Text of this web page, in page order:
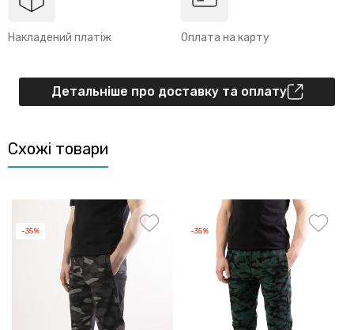
Накладений платіж Оплата на карту
Детальніше про доставку та оплату
Схожі товари
-35% -35%